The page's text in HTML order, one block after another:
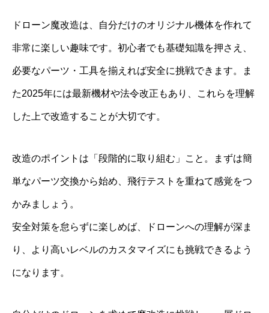
ドローン魔改造は、自分だけのオリジナル機体を作れて
非常に楽しい趣味です。初心者でも基礎知識を押さえ、
必要なパーツ・工具を揃えれば安全に挑戦できます。ま
た2025年には最新機材や法令改正もあり、これらを理解
した上で改造することが大切です。
改造のポイントは「段階的に取り組む」こと。まずは簡
単なパーツ交換から始め、飛行テストを重ねて感覚をつ
かみましょう。
安全対策を怠らずに楽しめば、ドローンへの理解が深ま
り、より高いレベルのカスタマイズにも挑戦できるよう
になります。